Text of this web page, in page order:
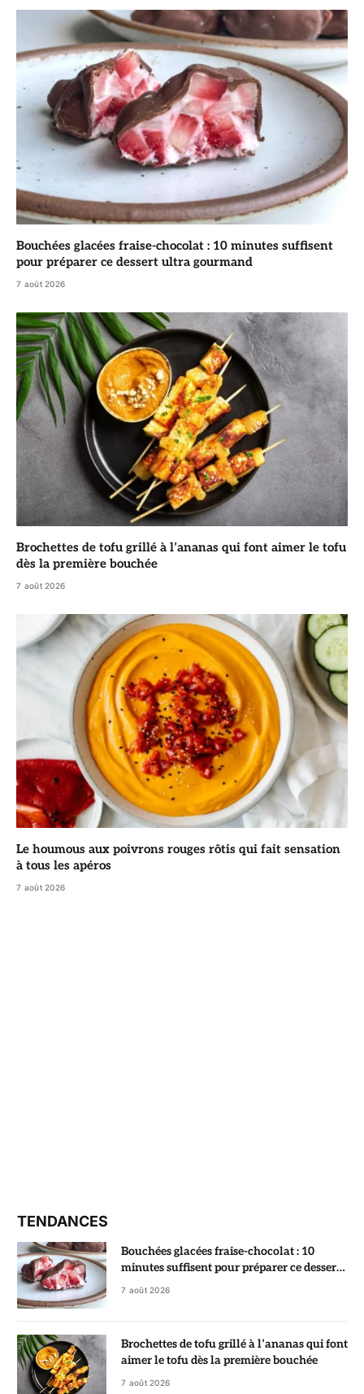
Bouchées glacées fraise-chocolat : 10 minutes suffisent
pour préparer ce dessert ultra gourmand
7 août 2026
Brochettes de tofu grillé à l’ananas qui font aimer le tofu
dès la première bouchée
7 août 2026
Le houmous aux poivrons rouges rôtis qui fait sensation
à tous les apéros
7 août 2026
TENDANCES
Bouchées glacées fraise-chocolat : 10
minutes suffisent pour préparer ce dessert
ultra gourmand
7 août 2026
Brochettes de tofu grillé à l’ananas qui font
aimer le tofu dès la première bouchée
7 août 2026